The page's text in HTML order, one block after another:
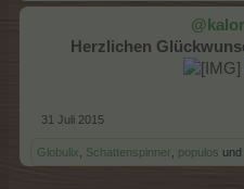
Herzlichen
31 Juli 2015
Globulix Schattenspinner populos und